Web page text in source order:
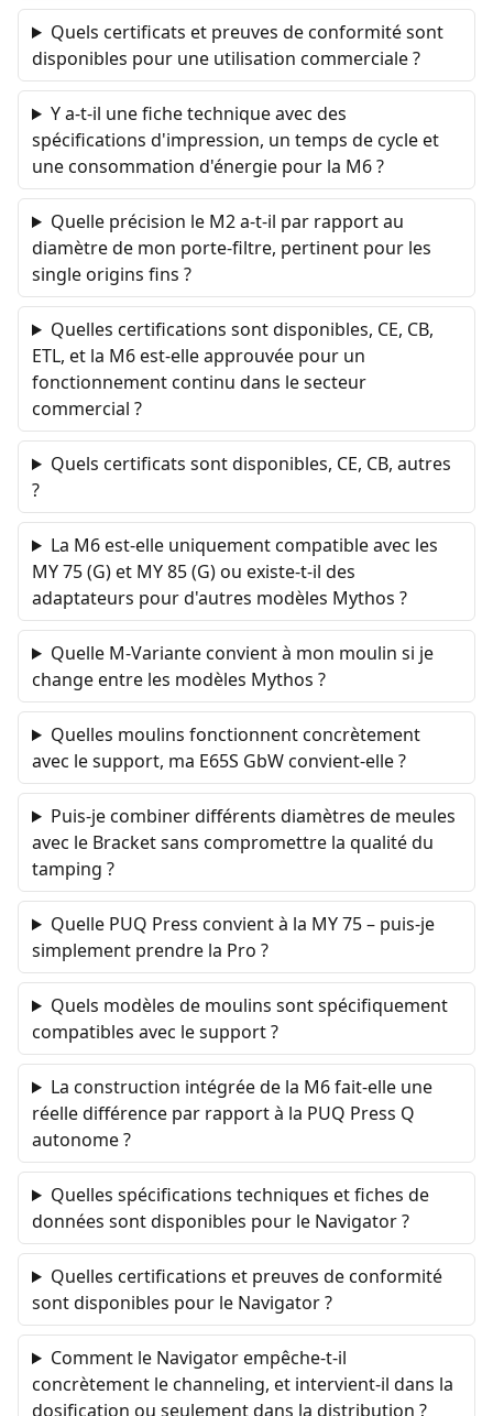
Quels certificats et preuves de conformité sont
disponibles pour une utilisation commerciale ?
Y a-t-il une fiche technique avec des
spécifications d'impression, un temps de cycle et
une consommation d'énergie pour la M6 ?
Quelle précision le M2 a-t-il par rapport au
diamètre de mon porte-filtre, pertinent pour les
single origins fins ?
Quelles certifications sont disponibles, CE, CB,
ETL, et la M6 est-elle approuvée pour un
fonctionnement continu dans le secteur
commercial ?
Quels certificats sont disponibles, CE, CB, autres
?
La M6 est-elle uniquement compatible avec les
MY 75 (G) et MY 85 (G) ou existe-t-il des
adaptateurs pour d'autres modèles Mythos ?
Quelle M-Variante convient à mon moulin si je
change entre les modèles Mythos ?
Quelles moulins fonctionnent concrètement
avec le support, ma E65S GbW convient-elle ?
Puis-je combiner différents diamètres de meules
avec le Bracket sans compromettre la qualité du
tamping ?
Quelle PUQ Press convient à la MY 75 – puis-je
simplement prendre la Pro ?
Quels modèles de moulins sont spécifiquement
compatibles avec le support ?
La construction intégrée de la M6 fait-elle une
réelle différence par rapport à la PUQ Press Q
autonome ?
Quelles spécifications techniques et fiches de
données sont disponibles pour le Navigator ?
Quelles certifications et preuves de conformité
sont disponibles pour le Navigator ?
Comment le Navigator empêche-t-il
concrètement le channeling, et intervient-il dans la
dosification ou seulement dans la distribution ?